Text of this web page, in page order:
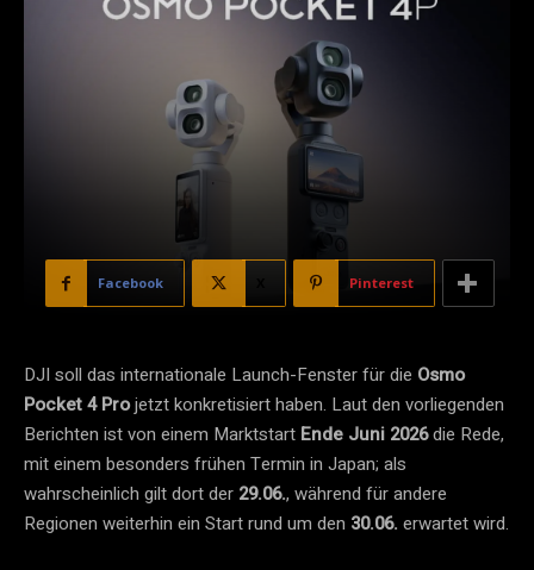
Facebook Pinterest
DJI soll das internationale Launch-Fenster für die Osmo
Pocket 4 Projetzt konkretisiert haben. Laut den vorliegenden
Berichten ist von einem Marktstart Ende Juni 2026die Rede,
mit einem besonders frühen Termin in Japan; als
wahrscheinlich gilt dort der 29.06., während für andere
Regionen weiterhin ein Start rund um den 30.06. erwartet wird.